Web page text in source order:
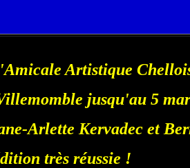
Artistique
jusqu'au 5
Arlette Kervadec et
très réussie !